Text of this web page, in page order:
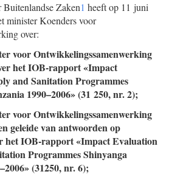
Buitenlandse Zaken1 heeft op 11 juni
minister Koenders voor
over:
voor Ontwikkelingssamenwerking
het IOB-rapport «Impact
and Sanitation Programmes
1990–2006» (31 250, nr. 2);
voor Ontwikkelingssamenwerking
geleide van antwoorden op
het IOB-rapport «Impact Evaluation
Programmes Shinyanga
(31250, nr. 6);